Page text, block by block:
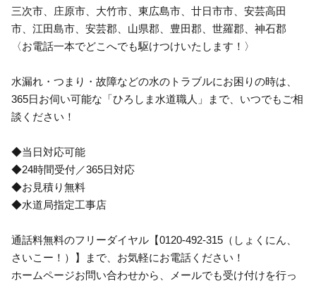
三次市、庄原市、大竹市、東広島市、廿日市市、安芸高田
市、江田島市、安芸郡、山県郡、豊田郡、世羅郡、神石郡
〈お電話一本でどこへでも駆けつけいたします！〉
水漏れ・つまり・故障などの水のトラブルにお困りの時は、
365日お伺い可能な「ひろしま水道職人」まで、いつでもご相
談ください！
◆当日対応可能
◆24時間受付／365日対応
◆お見積り無料
◆水道局指定工事店
通話料無料のフリーダイヤル【0120-492-315（しょくにん、
さいこー！）】まで、お気軽にお電話ください！
ホームページお問い合わせから、メールでも受け付けを行っ